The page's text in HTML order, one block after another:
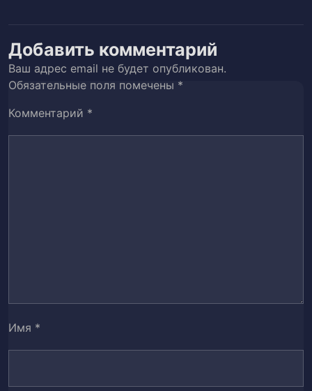
46 Глава 45. Призрак красавицы (часть 3)
48 Глава 47. Призрак Красавицы (часть 5)
53 Глава 52. Разрешение (часть 2)
Добавить комментарий
Ваш адрес email не будет опубликован.
Обязательные поля помечены *
Комментарий *
Имя *